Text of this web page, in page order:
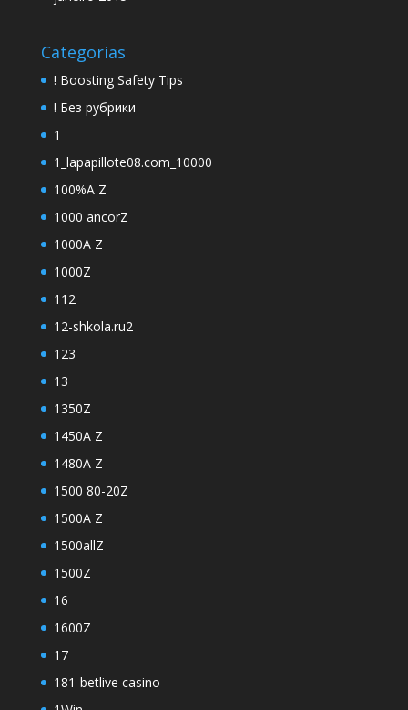
Categorias
! Boosting Safety Tips
! Без рубрики
1
1_lapapillote08.com_10000
100%A Z
1000 ancorZ
1000A Z
1000Z
112
12-shkola.ru2
123
13
1350Z
1450A Z
1480A Z
1500 80-20Z
1500A Z
1500allZ
1500Z
16
1600Z
17
181-betlive casino